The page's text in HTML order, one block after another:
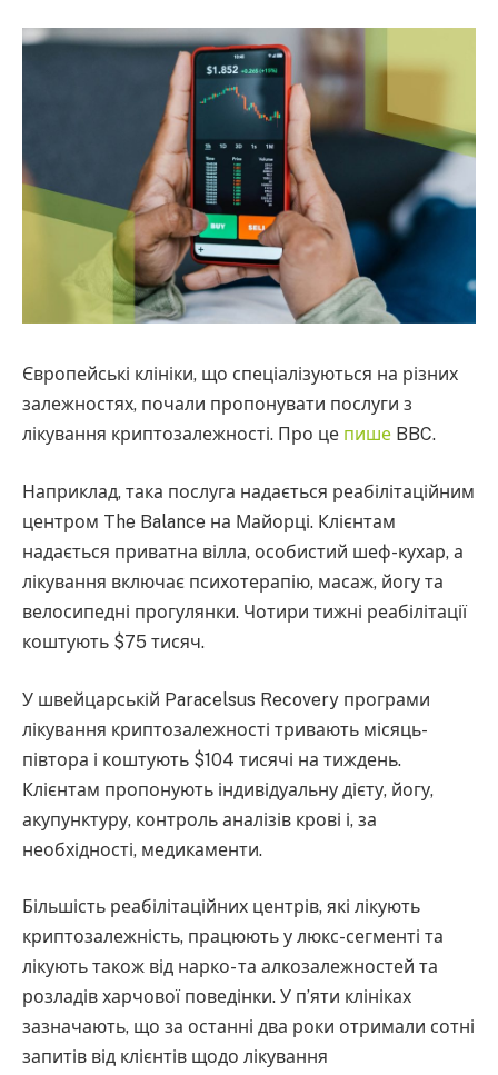
Європейські клініки, що спеціалізуються на різних
залежностях, почали пропонувати послуги з
лікування криптозалежності. Про це пише BBC.
Наприклад, така послуга надається реабілітаційним
центром The Balance на Майорці. Клієнтам
надається приватна вілла, особистий шеф-кухар, а
лікування включає психотерапію, масаж, йогу та
велосипедні прогулянки. Чотири тижні реабілітації
коштують $75 тисяч.
У швейцарській Paracelsus Recovery програми
лікування криптозалежності тривають місяць-
півтора і коштують $104 тисячі на тиждень.
Клієнтам пропонують індивідуальну дієту, йогу,
акупунктуру, контроль аналізів крові і, за
необхідності, медикаменти.
Більшість реабілітаційних центрів, які лікують
криптозалежність, працюють у люкс-сегменті та
лікують також від нарко- та алкозалежностей та
розладів харчової поведінки. У п’яти клініках
зазначають, що за останні два роки отримали сотні
запитів від клієнтів щодо лікування